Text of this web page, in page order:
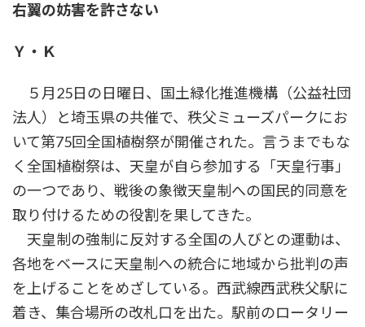
新
右翼の妨害を許さない
Ｙ・Ｋ
５月25日の日曜日、国土緑化推進機構（公益社団
法人）と埼玉県の共催で、秩父ミューズパークにお
いて第75回全国植樹祭が開催された。言うまでもな
く全国植樹祭は、天皇が自ら参加する「天皇行事」
の一つであり、戦後の象徴天皇制への国民的同意を
取り付けるための役割を果してきた。
天皇制の強制に反対する全国の人びとの運動は、
各地をベースに天皇制への統合に地域から批判の声
を上げることをめざしている。西武線西武秩父駅に
着き、集合場所の改札口を出た。駅前のロータリー